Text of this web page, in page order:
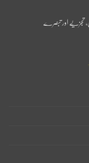
تجزیے اور تبصرے